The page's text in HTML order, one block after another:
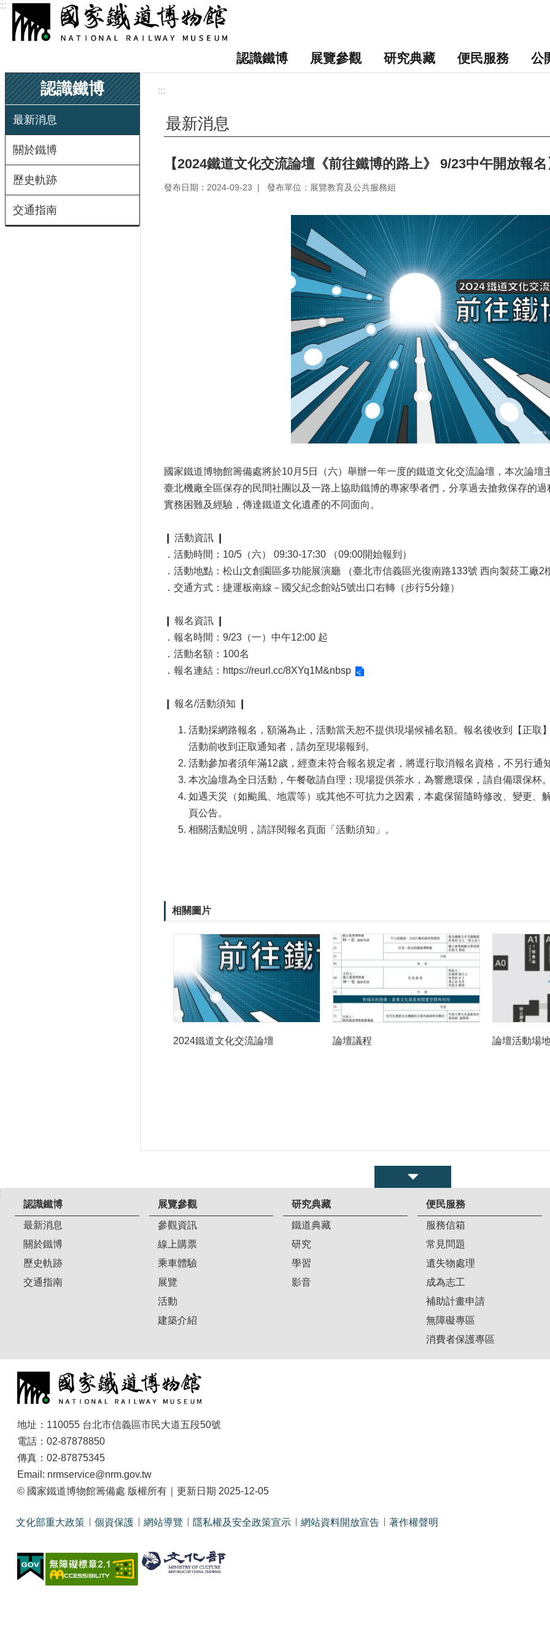
跳到主要內容區塊
認識鐵博 展覽參觀 研究典藏 便民服務 公
認識鐵博
最新消息
關於鐵博
歷史軌跡
交通指南
:::
最新消息
【2024鐵道文化交流論壇《前往鐵博的路上》 9/23中午開放報
發布日期：2024-09-23 發布單位：展覽教育及公共服務組
國家鐵道博物館籌備處將於10月5日（六）舉辦一年一度的鐵道文化交流論壇，本次論
臺北機廠全區保存的民間社團以及一路上協助鐵博的專家學者們，分享過去搶救保存的
實務困難及經驗，傳達鐵道文化遺產的不同面向。
❙ 活動資訊 ❙
．活動時間：10/5（六） 09:30-17:30 （09:00開始報到）
．活動地點：松山文創園區多功能展演廳 （臺北市信義區光復南路133號 西向製菸工廠2
．交通方式：捷運板南線－國父紀念館站5號出口右轉（步行5分鐘）
❙ 報名資訊 ❙
．報名時間：9/23（一）中午12:00 起
．活動名額：100名
．報名連結： https://reurl.cc/8XYq1M&nbsp
❙ 報名/活動須知 ❙
活動採網路報名，額滿為止，活動當天恕不提供現場候補名額。報名後收到【正取
活動前收到正取通知者，請勿至現場報到。
活動參加者須年滿12歲，經查未符合報名規定者，將逕行取消報名資格，不另行通
本次論壇為全日活動，午餐敬請自理；現場提供茶水，為響應環保，請自備環保杯
如遇天災（如颱風、地震等）或其他不可抗力之因素，本處保留隨時修改、變更、
頁公告。
相關活動說明，請詳閱報名頁面「活動須知」。
相關圖片
2024鐵道文化交流論壇 論壇議程 論壇活動場
認識鐵博
最新消息
關於鐵博
歷史軌跡
交通指南
展覽參觀
參觀資訊
線上購票
乘車體驗
展覽
活動
建築介紹
研究典藏
鐵道典藏
研究
學習
影音
便民服務
服務信箱
常見問題
遺失物處理
成為志工
補助計畫申請
無障礙專區
消費者保護專區
地址：110055 台北市信義區市民大道五段50號
電話：02-87878850
傳真：02-87875345
Email: nrmservice@nrm.gov.tw
© 國家鐵道博物館籌備處 版權所有｜更新日期 2025-12-05
文化部重大政策 個資保護 網站導覽 隱私權及安全政策宣示 網站資料開放宣告 著作權聲明